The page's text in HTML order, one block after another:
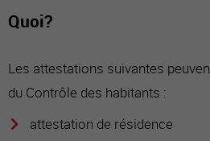
Quoi?
Les attestations suivantes
du Contrôle des habitants :
attestation de résidence